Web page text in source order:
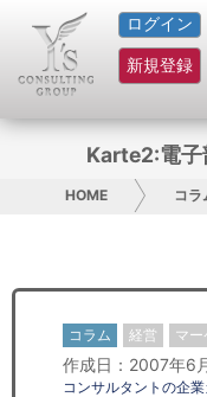
ログイン
新規登録
HOME
サービス紹介
グループ概要
日本人にPR
Karte2:電
HOME コラ
コラム 経営 マ
作成日：2007年6
コンサルタントの企